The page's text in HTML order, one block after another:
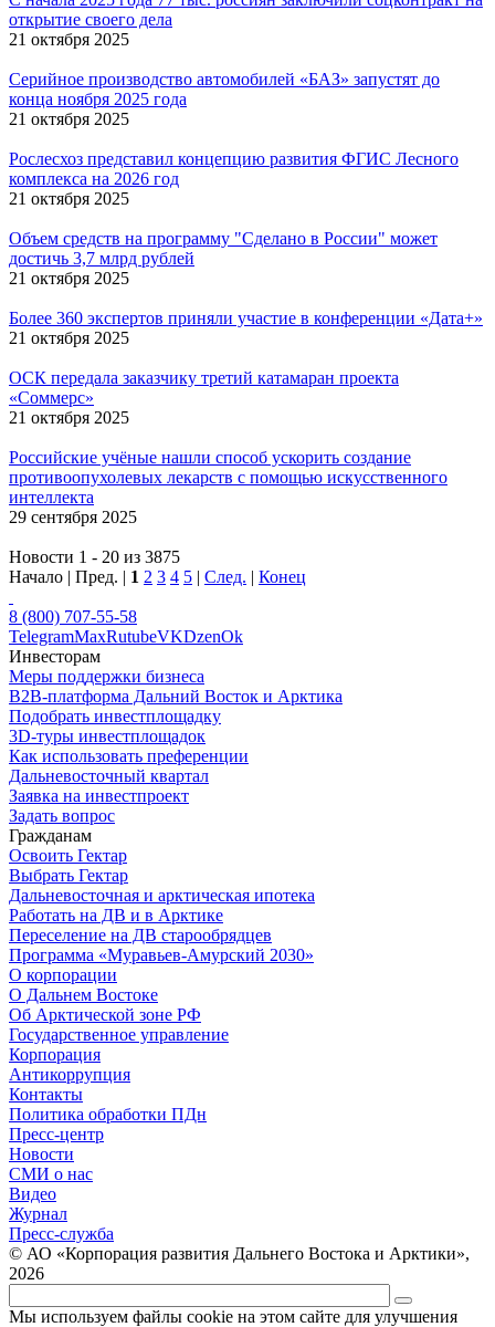
открытие своего дела
21 октября 2025
Серийное производство автомобилей «БАЗ» запустят до
конца ноября 2025 года
21 октября 2025
Рослесхоз представил концепцию развития ФГИС Лесного
комплекса на 2026 год
21 октября 2025
Объем средств на программу "Сделано в России" может
достичь 3,7 млрд рублей
21 октября 2025
Более 360 экспертов приняли участие в конференции «Дата+»
21 октября 2025
ОСК передала заказчику третий катамаран проекта
«Соммерс»
21 октября 2025
Российские учёные нашли способ ускорить создание
противоопухолевых лекарств с помощью искусственного
интеллекта
29 сентября 2025
Новости 1 - 20 из 3875
Начало | Пред. | 1 2 3 4 5 | След. | Конец
8 (800) 707-55-58
TelegramMaxRutubeVKDzenOk
Инвесторам
Меры поддержки бизнеса
B2B-платформа Дальний Восток и Арктика
Подобрать инвестплощадку
3D-туры инвестплощадок
Как использовать преференции
Дальневосточный квартал
Заявка на инвестпроект
Задать вопрос
Гражданам
Освоить Гектар
Выбрать Гектар
Дальневосточная и арктическая ипотека
Работать на ДВ и в Арктике
Переселение на ДВ старообрядцев
Программа «Муравьев-Амурский 2030»
О корпорации
О Дальнем Востоке
Об Арктической зоне РФ
Государственное управление
Корпорация
Антикоррупция
Контакты
Политика обработки ПДн
Пресс-центр
Новости
СМИ о нас
Видео
Журнал
Пресс-служба
© АО «Корпорация развития Дальнего Востока и Арктики»,
2026
Мы используем файлы cookie на этом сайте для улучшения